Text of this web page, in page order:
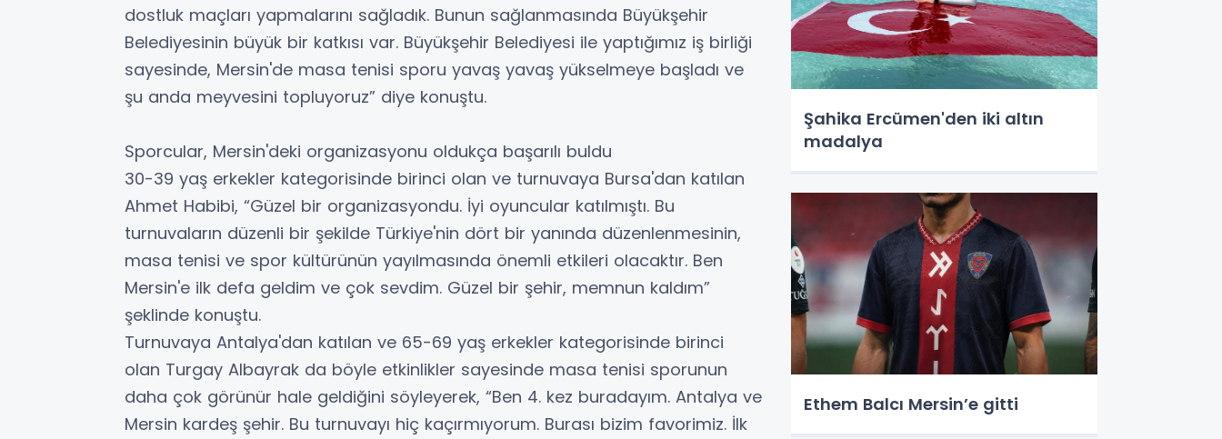
dostluk maçları yapmalarını sağladık. Bunun sağlanmasında Büyükşehir
Belediyesinin büyük bir katkısı var. Büyükşehir Belediyesi ile yaptığımız iş birliği
sayesinde, Mersin'de masa tenisi sporu yavaş yavaş yükselmeye başladı ve
şu anda meyvesini topluyoruz” diye konuştu.
Sporcular, Mersin'deki organizasyonu oldukça başarılı buldu
30-39 yaş erkekler kategorisinde birinci olan ve turnuvaya Bursa'dan katılan
Ahmet Habibi, “Güzel bir organizasyondu. İyi oyuncular katılmıştı. Bu
turnuvaların düzenli bir şekilde Türkiye'nin dört bir yanında düzenlenmesinin,
masa tenisi ve spor kültürünün yayılmasında önemli etkileri olacaktır. Ben
Mersin'e ilk defa geldim ve çok sevdim. Güzel bir şehir, memnun kaldım”
şeklinde konuştu.
Turnuvaya Antalya'dan katılan ve 65-69 yaş erkekler kategorisinde birinci
olan Turgay Albayrak da böyle etkinlikler sayesinde masa tenisi sporunun
daha çok görünür hale geldiğini söyleyerek, “Ben 4. kez buradayım. Antalya ve
Mersin kardeş şehir. Bu turnuvayı hiç kaçırmıyorum. Burası bizim favorimiz. İlk
Şahika Ercümen'den iki altın
madalya
Ethem Balcı Mersin’e gitti